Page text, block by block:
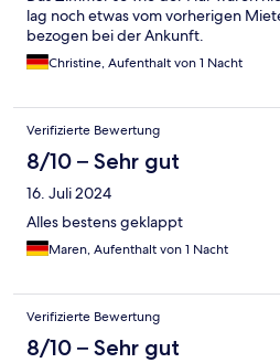
lag noch etwas vom vorherigen
bezogen bei der Ankunft.
Christine, Aufenthalt von 1 Nacht
Verifizierte Bewertung
8/10 – Sehr gut
16. Juli 2024
Alles bestens geklappt
Maren, Aufenthalt von 1 Nacht
Verifizierte Bewertung
8/10 – Sehr gut